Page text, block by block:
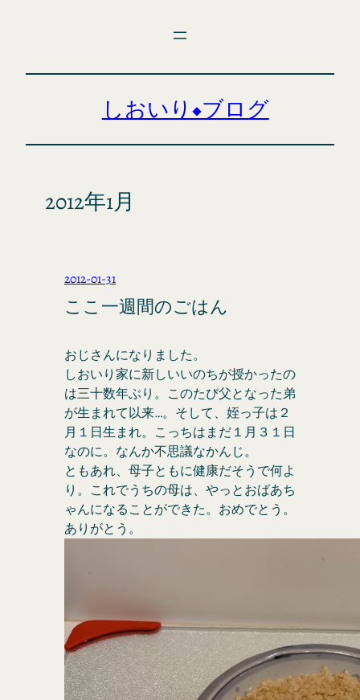
しおいり◆ブログ
2012年1月
2012-01-31
ここ一週間のごはん
おじさんになりました。
しおいり家に新しいいのちが授かったの
は三十数年ぶり。このたび父となった弟
が生まれて以来…。そして、姪っ子は２
月１日生まれ。こっちはまだ１月３１日
なのに。なんか不思議なかんじ。
ともあれ、母子ともに健康だそうで何よ
り。これでうちの母は、やっとおばあち
ゃんになることができた。おめでとう。
ありがとう。